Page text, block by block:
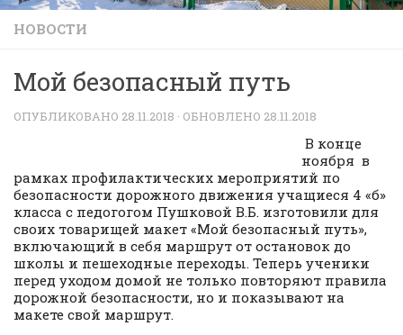
НОВОСТИ
Мой безопасный путь
ОПУБЛИКОВАНО 28.11.2018 · ОБНОВЛЕНО 28.11.2018
В конце
ноября в
рамках профилактических мероприятий по
безопасности дорожного движения учащиеся 4 «б»
класса с педогогом Пушковой В.Б. изготовили для
своих товарищей макет «Мой безопасный путь»,
включающий в себя маршрут от остановок до
школы и пешеходные переходы. Теперь ученики
перед уходом домой не только повторяют правила
дорожной безопасности, но и показывают на
макете свой маршрут.